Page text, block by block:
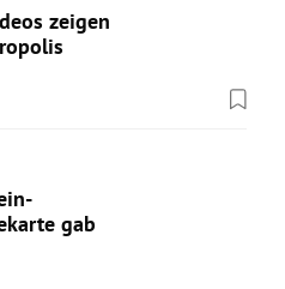
zeigen
gab